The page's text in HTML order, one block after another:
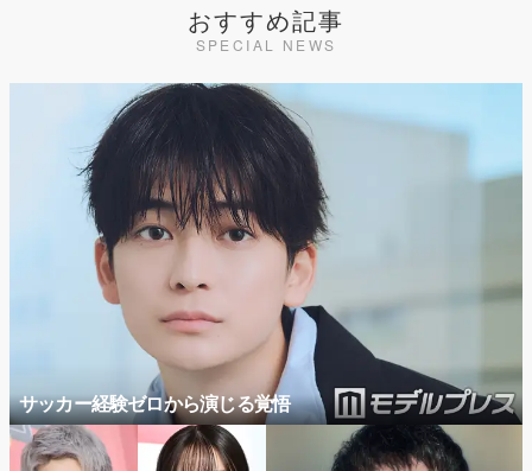
おすすめ記事
SPECIAL NEWS
サッカー経験ゼロから演じる覚悟